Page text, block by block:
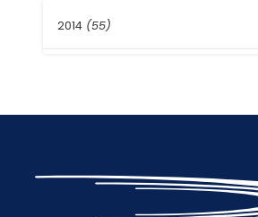
Febrero
Mayo
Enero
Agosto
Abril
Enero
Noviembre
Julio
Abril
2014 (55)